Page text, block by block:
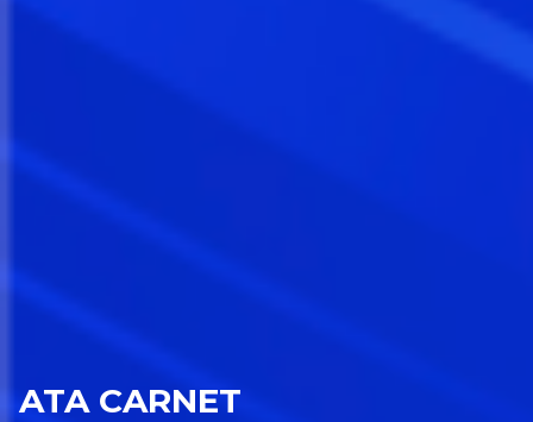
ATA CARNET